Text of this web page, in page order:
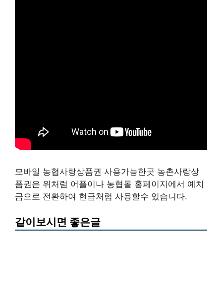
모바일 농협사랑상품권 사용가능한곳 농촌사랑상
품권은 위처럼 어플이나 농협몰 홈페이지에서 예치
금으로 전환하여 현금처럼 사용할수 있습니다.
같이보시면 좋은글